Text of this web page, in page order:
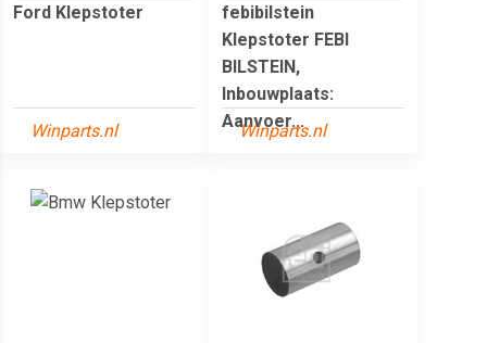
Ford Klepstoter
Winparts.nl
febibilstein
Klepstoter FEBI
BILSTEIN,
Inbouwplaats:
Aanvoer...
Winparts.nl